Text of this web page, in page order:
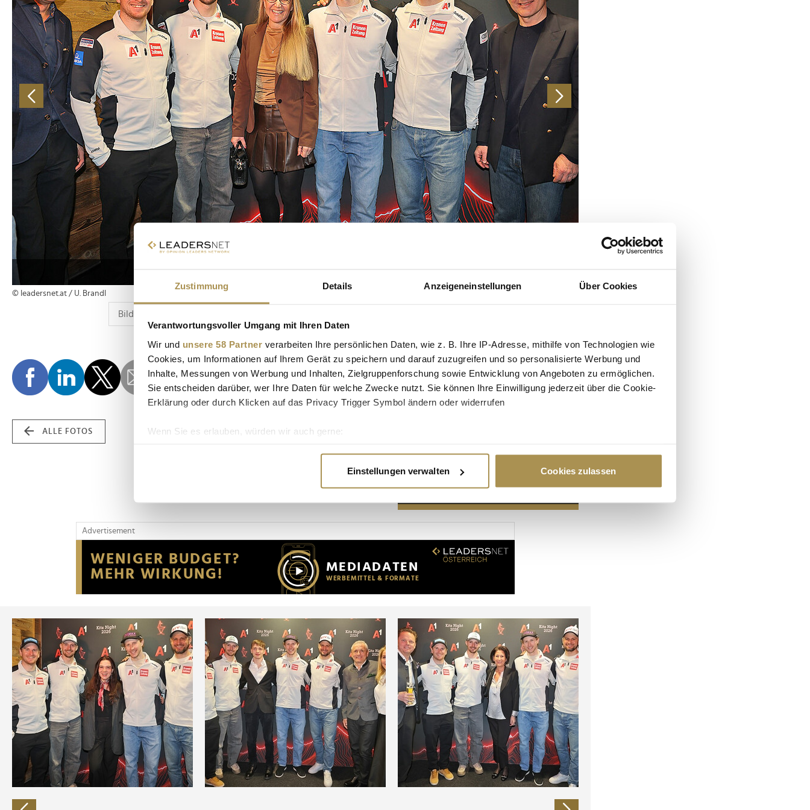
Zustimmung Details Anzeigeneinstellungen Über Cookies
Verantwortungsvoller Umgang mit Ihren Daten
Wir und unsere 58 Partner verarbeiten Ihre persönlichen Daten, wie z. B. Ihre IP-Adresse, mithilfe von Technologien wie
Cookies, um Informationen auf Ihrem Gerät zu speichern und darauf zuzugreifen und so personalisierte Werbung und
Inhalte, Messungen von Werbung und Inhalten, Zielgruppenforschung sowie Entwicklung von Angeboten zu ermöglichen.
Sie entscheiden darüber, wer Ihre Daten für welche Zwecke nutzt. Sie können Ihre Einwilligung jederzeit über die Cookie-
Erklärung oder durch Klicken auf das Privacy Trigger Symbol ändern oder widerrufen
Wenn Sie es erlauben, würden wir auch gerne:
Erfahren Sie mehr darüber, wie Ihre persönlichen Daten verarbeitet werden, und legen Sie Ihre Präferenzen im
Wir verwenden Cookies, um Inhalte und Anzeigen zu personalisieren, Funktionen für soziale Medien anbieten zu können
Website an unsere Partner für soziale Medien, Werbung und Analysen weiter. Unsere Partner führen diese Informationen
möglicherweise mit weiteren Daten zusammen, die Sie ihnen bereitgestellt haben oder die sie im Rahmen Ihrer Nutzung
der Dienste gesammelt haben.
Einstellungen verwalten Cookies zulassen
© leadersnet.at / U. Brandl
ALLE FOTOS
Advertisement
Advertisement